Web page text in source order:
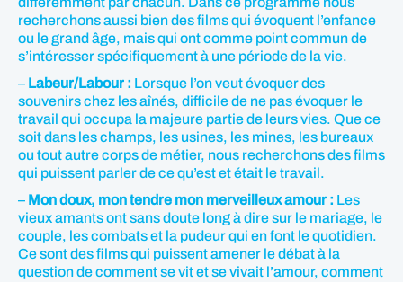
recherchons aussi bien des films qui évoquent l’enfance
ou le grand âge, mais qui ont comme point commun de
s’intéresser spécifiquement à une période de la vie.
– Labeur/Labour : Lorsque l’on veut évoquer des
souvenirs chez les aînés, difficile de ne pas évoquer le
travail qui occupa la majeure partie de leurs vies. Que ce
soit dans les champs, les usines, les mines, les bureaux
ou tout autre corps de métier, nous recherchons des films
qui puissent parler de ce qu’est et était le travail.
– Mon doux, mon tendre mon merveilleux amour : Les
vieux amants ont sans doute long à dire sur le mariage, le
couple, les combats et la pudeur qui en font le quotidien.
Ce sont des films qui puissent amener le débat à la
question de comment se vit et se vivait l’amour, comment